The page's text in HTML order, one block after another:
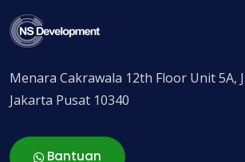
Menara Cakrawala 12th Floor Unit 5A,
Jakarta Pusat 10340
Bantuan